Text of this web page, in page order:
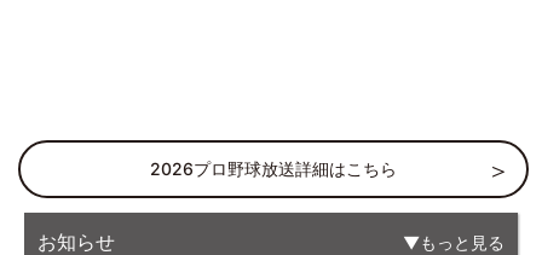
2026プロ野球放送詳細はこちら
お知らせ もっと見る